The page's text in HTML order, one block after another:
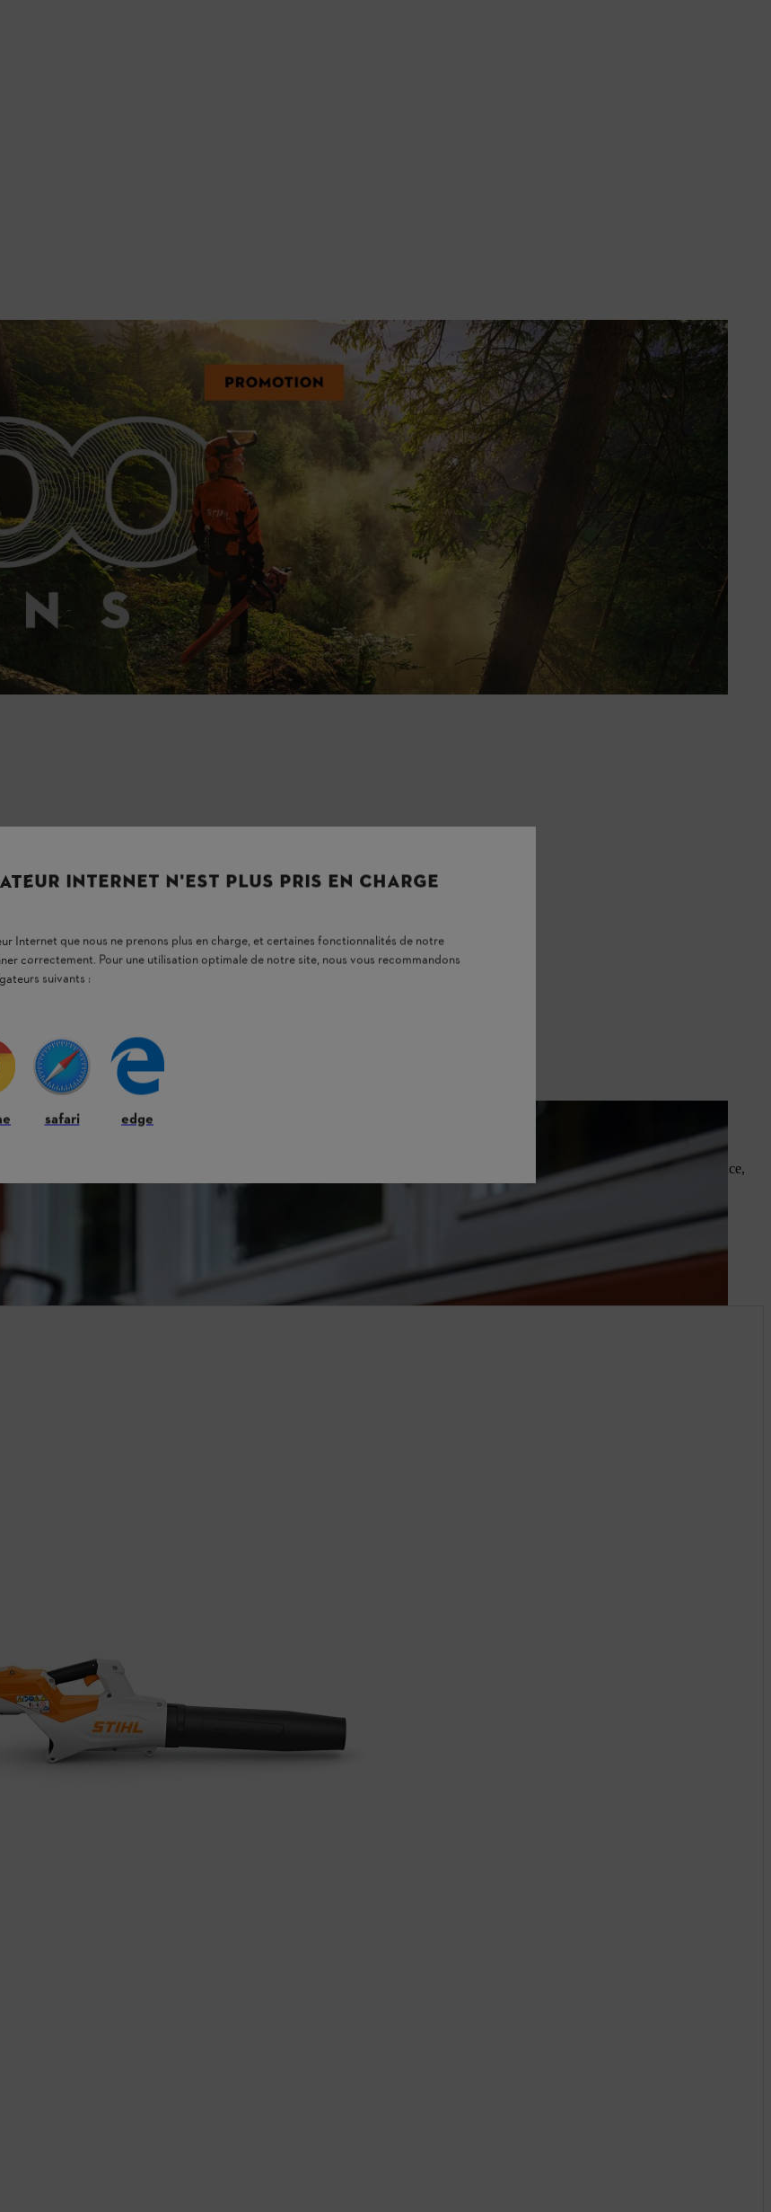
de la Collection Officielle STIHL
sur les articles de textiles, les jouets et tous les accessoiresà destination des fans de la marque centenaire avec le
choix de pièces détachées adaptées à tous types de machines STIHL : filtres à air, bougies d’allumage, filtres à huile et à essence,
INTERNET N'EST PLUS PRIS EN CHARGE
Internet que nous ne prenons plus en charge, et certaines fonctionnalités de notre
correctement. Pour une utilisation optimale de notre site, nous vous recommandons
suivants :
safari edge